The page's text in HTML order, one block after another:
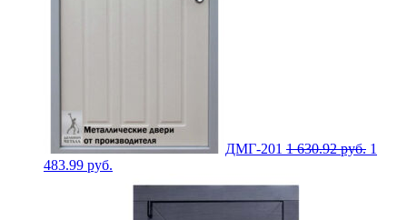
ДМГ-201 1 630.92руб. 1
483.99 руб.